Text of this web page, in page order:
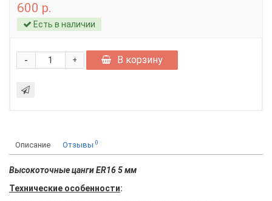
600 р.
Есть в наличии
+
- В корзину
Описание Отзывы 0
Высокоточные цанги ER16 5 мм
Технические особенности: